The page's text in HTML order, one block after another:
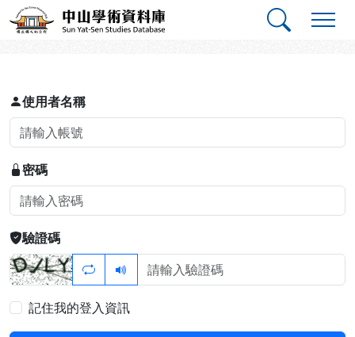
跳到主要內容
中山學術資料庫
登入
使用者名稱
密碼
驗證碼
記住我的登入資訊